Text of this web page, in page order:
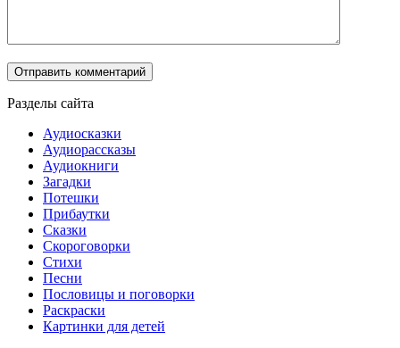
Разделы сайта
Аудиосказки
Аудиорассказы
Аудиокниги
Загадки
Потешки
Прибаутки
Сказки
Скороговорки
Стихи
Песни
Пословицы и поговорки
Раскраски
Картинки для детей